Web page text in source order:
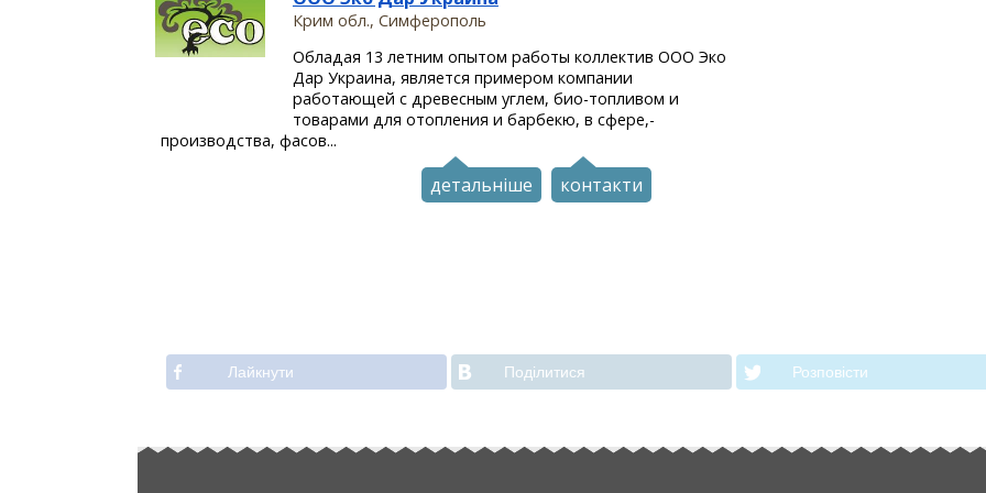
Крим обл., Симферополь
Обладая 13 летним опытом работы коллектив ООО Эко
Дар Украина, является примером компании
работающей с древесным углем, био-топливом и
товарами для отопления и барбекю, в сфере,-
производства, фасов...
детальніше контакти
Лайкнути Подiлитися Розповiсти